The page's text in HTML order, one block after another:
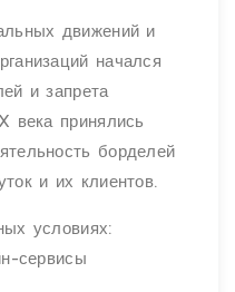
движений и
начался
и запрета
века принялись
борделей
и их клиентов.
условиях:
сервисы